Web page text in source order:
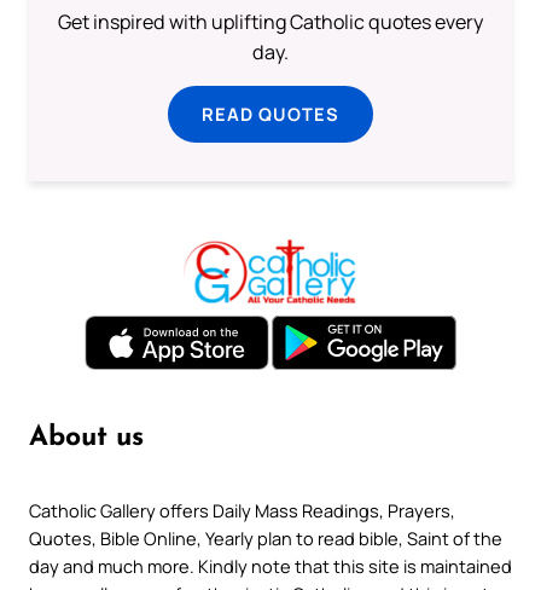
Get inspired with uplifting Catholic quotes every
day.
READ QUOTES
About us
Catholic Gallery offers Daily Mass Readings, Prayers,
Quotes, Bible Online, Yearly plan to read bible, Saint of the
day and much more. Kindly note that this site is maintained